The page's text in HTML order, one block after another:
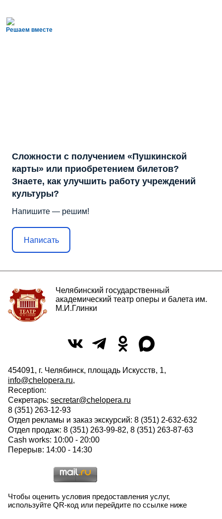
Решаем вместе
Сложности с получением «Пушкинской
карты» или приобретением билетов?
Знаете, как улучшить работу учреждений
культуры?
Напишите — решим!
Написать
Челябинский государственный
академический театр оперы и балета им.
М.И.Глинки
454091, г. Челябинск, площадь Искусств, 1,
info@chelopera.ru,
Reception:
Секретарь: secretar@chelopera.ru
8 (351) 263-12-93
Отдел рекламы и заказ экскурсий: 8 (351) 2-632-632
Отдел продаж: 8 (351) 263-99-82, 8 (351) 263-87-63
Cash works: 10:00 - 20:00
Перерыв: 14:00 - 14:30
Чтобы оценить условия предоставления услуг,
используйте QR-код или перейдите по ссылке ниже